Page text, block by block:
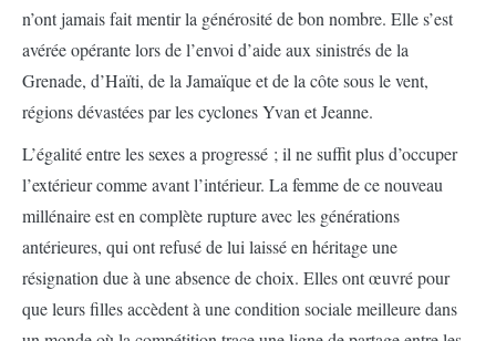
n’ont jamais fait mentir la générosité de bon nombre. Elle s’est
avérée opérante lors de l’envoi d’aide aux sinistrés de la
Grenade, d’Haïti, de la Jamaïque et de la côte sous le vent,
régions dévastées par les cyclones Yvan et Jeanne.
L’égalité entre les sexes a progressé ; il ne suffit plus d’occuper
l’extérieur comme avant l’intérieur. La femme de ce nouveau
millénaire est en complète rupture avec les générations
antérieures, qui ont refusé de lui laissé en héritage une
résignation due à une absence de choix. Elles ont œuvré pour
que leurs filles accèdent à une condition sociale meilleure dans